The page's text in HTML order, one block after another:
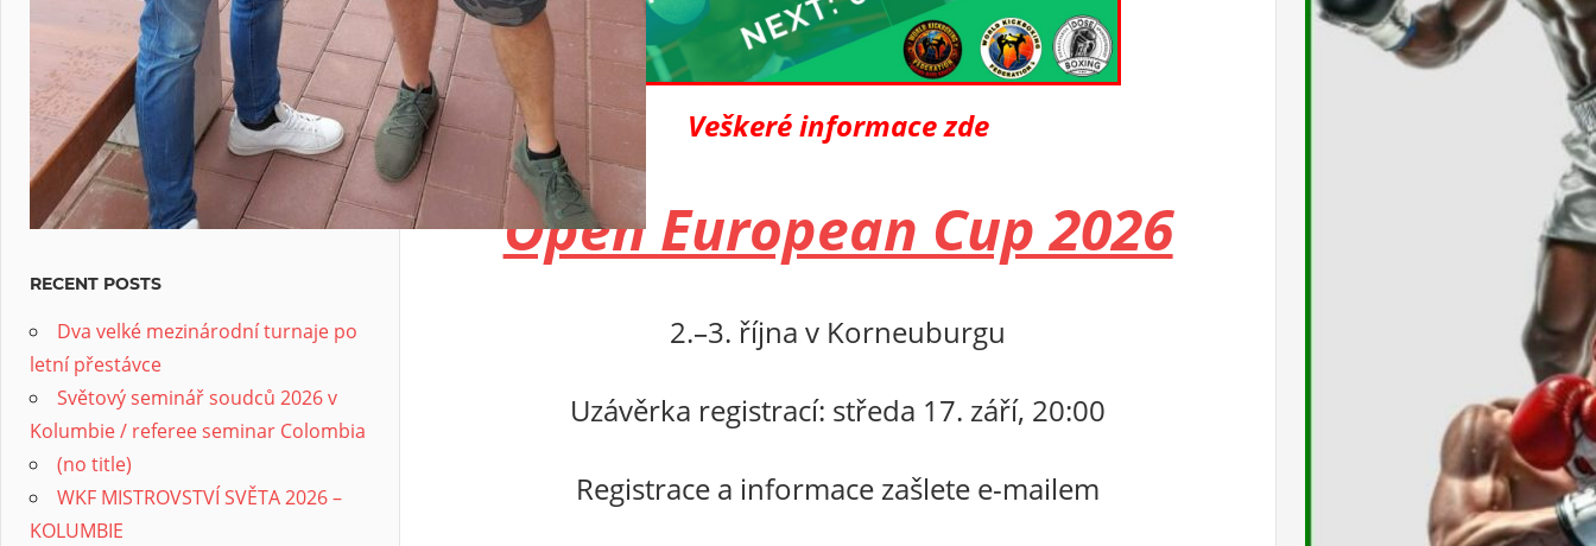
Veškeré informace zde
Open European Cup 2026
2.–3. října v Korneuburgu
Uzávěrka registrací: středa 17. září, 20:00
Registrace a informace zašlete e-mailem
RECENT POSTS
Dva velké mezinárodní turnaje po
letní přestávce
Světový seminář soudců 2026 v
Kolumbie / referee seminar Colombia
(no title)
WKF MISTROVSTVÍ SVĚTA 2026 –
KOLUMBIE